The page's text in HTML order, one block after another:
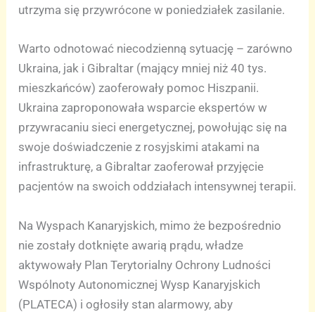
utrzyma się przywrócone w poniedziałek zasilanie.
Warto odnotować niecodzienną sytuację – zarówno
Ukraina, jak i Gibraltar (mający mniej niż 40 tys.
mieszkańców) zaoferowały pomoc Hiszpanii.
Ukraina zaproponowała wsparcie ekspertów w
przywracaniu sieci energetycznej, powołując się na
swoje doświadczenie z rosyjskimi atakami na
infrastrukturę, a Gibraltar zaoferował przyjęcie
pacjentów na swoich oddziałach intensywnej terapii.
Na Wyspach Kanaryjskich, mimo że bezpośrednio
nie zostały dotknięte awarią prądu, władze
aktywowały Plan Terytorialny Ochrony Ludności
Wspólnoty Autonomicznej Wysp Kanaryjskich
(PLATECA) i ogłosiły stan alarmowy, aby